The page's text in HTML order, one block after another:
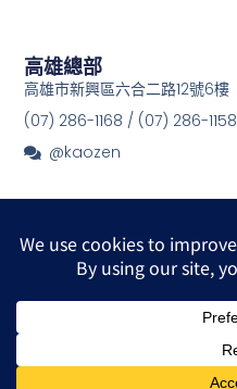
高雄總部
高雄市新興區六合二路12號6樓
(07) 286-1168 / (07) 286-1158
@kaozen